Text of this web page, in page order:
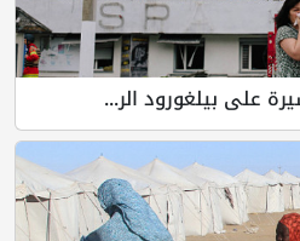
على بيلغورود الر...